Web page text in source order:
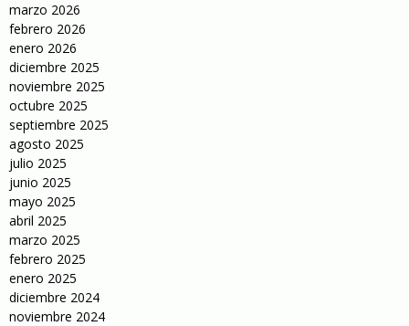
marzo 2026
febrero 2026
enero 2026
diciembre 2025
noviembre 2025
octubre 2025
septiembre 2025
agosto 2025
julio 2025
junio 2025
mayo 2025
abril 2025
marzo 2025
febrero 2025
enero 2025
diciembre 2024
noviembre 2024